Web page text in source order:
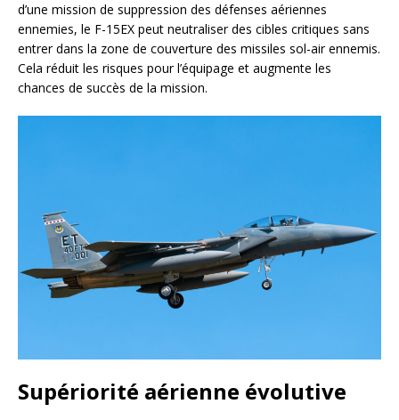
d’une mission de suppression des défenses aériennes
ennemies, le F-15EX peut neutraliser des cibles critiques sans
entrer dans la zone de couverture des missiles sol-air ennemis.
Cela réduit les risques pour l’équipage et augmente les
chances de succès de la mission.
Supériorité aérienne évolutive